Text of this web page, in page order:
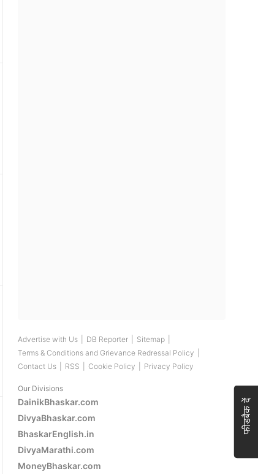
video
Advertise with Us DB Reporter Sitemap
Terms & Conditions and Grievance Redressal Policy
Contact Us
RSS Cookie Policy Privacy Policy
Our Divisions
DainikBhaskar.com
DivyaBhaskar.com
BhaskarEnglish.in
DivyaMarathi.com
MoneyBhaskar.com
फीडबैक दें